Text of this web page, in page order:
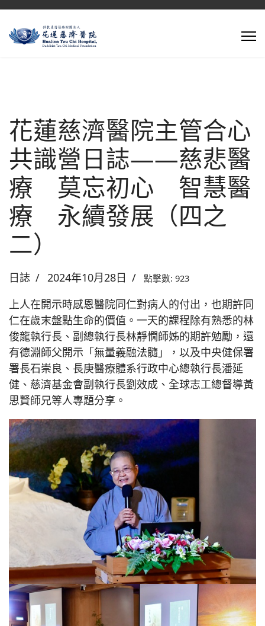
花蓮慈濟醫院主管合心
共識營日誌——慈悲醫
療 莫忘初心 智慧醫
療 永續發展（四之
二）
日誌 2024年10月28日 點擊數: 923
上人在開示時感恩醫院同仁對病人的付出，也期許同
仁在歲末盤點生命的價值。一天的課程除有熟悉的林
俊龍執行長、副總執行長林靜憪師姊的期許勉勵，還
有德淵師父開示「無量義融法髓」，以及中央健保署
署長石崇良、長庚醫療體系行政中心總執行長潘延
健、慈濟基金會副執行長劉效成、全球志工總督導黃
思賢師兄等人專題分享。